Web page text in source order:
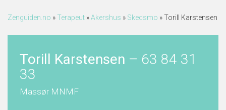
Zenguiden.no »Terapeut »Akershus » Skedsmo »Torill Karstensen
Torill Karstensen – 63 84 31
33
Massør MNMF